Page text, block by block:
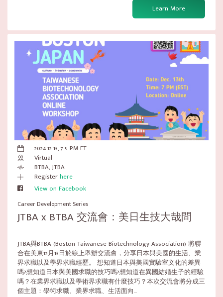
Learn More
2024-12-13, 7-9 PM ET
Virtual
BTBA, JTBA
Registerhere
View on Facebook
Career Development Series
JTBA x BTBA 交流會：美日生技大哉問
JTBA與BTBA (Boston Taiwanese Biotechnology Association) 將聯
合在美東12月13日於線上舉辦交流會，分享日本與美國的生活、業
界求職以及學界求職經歷。 想知道日本與美國實驗室文化的差異
嗎?想知道日本與美國求職的技巧嗎?想知道在異國結婚生子的經驗
嗎？在業界求職以及學術界求職有什麼技巧？本次交流會將分成三
個主題：學術求職、業界求職、生活面向...